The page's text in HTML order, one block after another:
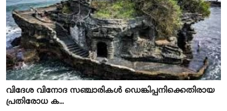
വിദേശ വിനോദ സഞ്ചാരികള്‍ ഡെങ്കിപ്പനിക്കെതിരായ
പ്രതിരോധ ക...